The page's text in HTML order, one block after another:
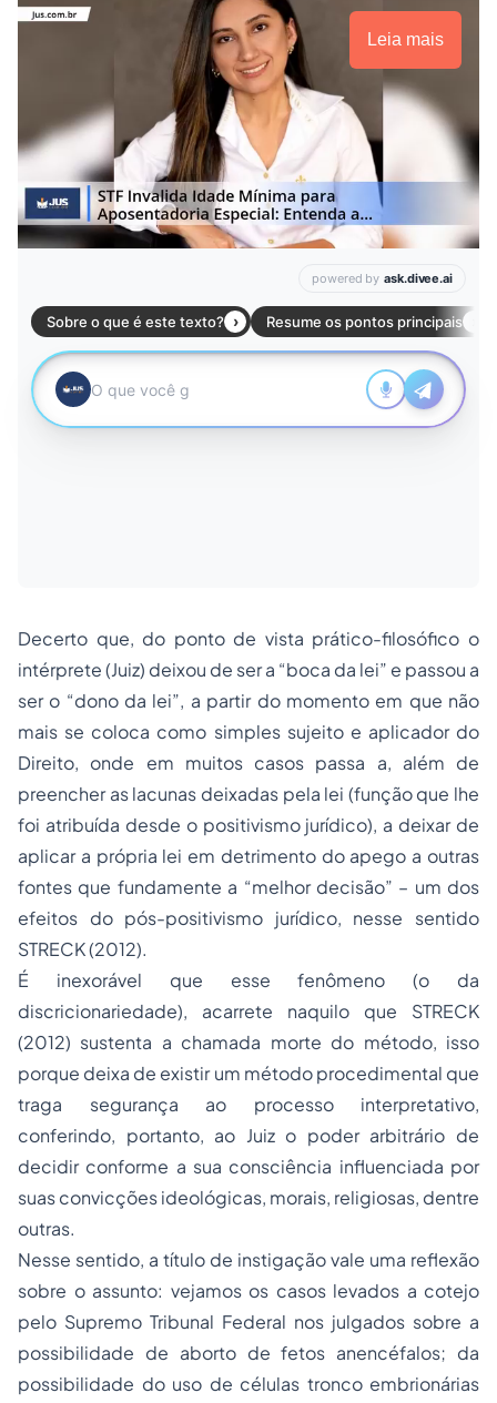
Leia mais
Decerto que, do ponto de vista prático-filosófico o
intérprete (Juiz) deixou de ser a “boca da lei” e passou a
ser o “dono da lei”, a partir do momento em que não
mais se coloca como simples sujeito e aplicador do
Direito, onde em muitos casos passa a, além de
preencher as lacunas deixadas pela lei (função que lhe
foi atribuída desde o positivismo jurídico), a deixar de
aplicar a própria lei em detrimento do apego a outras
fontes que fundamente a “melhor decisão” – um dos
efeitos do pós-positivismo jurídico, nesse sentido
STRECK (2012).
É inexorável que esse fenômeno (o da
discricionariedade), acarrete naquilo que STRECK
(2012) sustenta a chamada morte do método, isso
porque deixa de existir um método procedimental que
traga segurança ao processo interpretativo,
conferindo, portanto, ao Juiz o poder arbitrário de
decidir conforme a sua consciência influenciada por
suas convicções ideológicas, morais, religiosas, dentre
outras.
Nesse sentido, a título de instigação vale uma reflexão
sobre o assunto: vejamos os casos levados a cotejo
pelo Supremo Tribunal Federal nos julgados sobre a
possibilidade de abortode fetos anencéfalos; da
possibilidade do uso de células tronco embrionárias